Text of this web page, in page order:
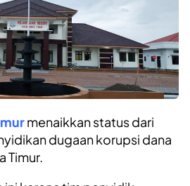
menaikkan status dari
dugaan korupsi dana
Timur.